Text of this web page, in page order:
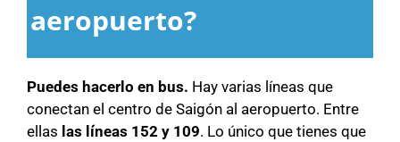
aeropuerto?
Puedes hacerlo en bus. Hay varias líneas que
conectan el centro de Saigón al aeropuerto. Entre
ellas las líneas 152 y 109. Lo único que tienes que